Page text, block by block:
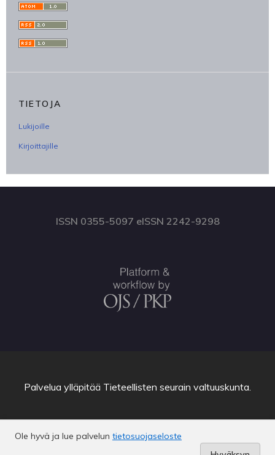
TIETOJA
Lukijoille
Kirjoittajille
ISSN 0355-5097 eISSN 2242-9298
Ole hyvä ja lue palvelun tietosuojaseloste
Palvelua ylläpitää Tieteellisten seurain valtuuskunta